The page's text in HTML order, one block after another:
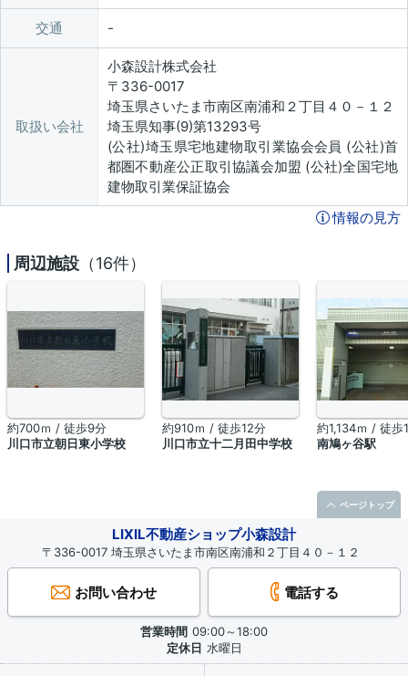
交通
取扱い会社
小森設計株式会社
〒336-0017
埼玉県さいたま市南区南浦和２丁目４０－１２
埼玉県知事(9)第13293号
(公社)埼玉県宅地建物取引業協会会員 (公社)首
都圏不動産公正取引協議会加盟 (公社)全国宅地
建物取引業保証協会
情報の見方
周辺施設 （16件）
約700ｍ / 徒歩9分
川口市立朝日東小学校
約910ｍ / 徒歩12分
川口市立十二月田中学校
約1,134ｍ / 徒歩
南鳩ヶ谷駅
LIXIL不動産ショップ小森設計
〒336-0017 埼玉県さいたま市南区南浦和２丁目４０－１２
お問い合わせ 電話する
営業時間 09:00～18:00
定休日 水曜日
ページトップ